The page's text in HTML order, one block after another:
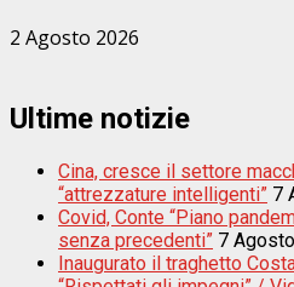
2 Agosto 2026
Ultime notizie
Cina, cresce il settore
“attrezzature intelligenti” 7
Covid, Conte “Piano
senza precedenti” 7
Inaugurato il traghetto